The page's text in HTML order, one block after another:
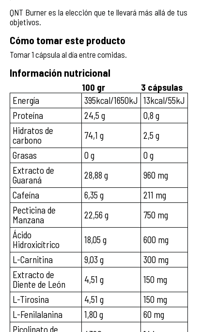
QNT Burner es la elección que te llevará más allá de tus
objetivos.
Cómo tomar este producto
Tomar 1 cápsula al día entre comidas.
Información nutricional
100 gr
3 cápsulas
Energía
395kcal/1650kJ 13kcal/55kJ
Proteína
24,5 g
0,8 g
Hidratos de
carbono
74,1 g
2,5 g
Grasas
0 g
0 g
Extracto de
Guaraná
28,88 g
960 mg
Cafeína
6,35 g
211 mg
Pecticina de
Manzana
22,56 g
750 mg
Ácido
Hidroxicítrico
18,05 g
600 mg
L-Carnitina
9,03 g
300 mg
Extracto de
Diente de León
4,51 g
150 mg
L-Tirosina
4,51 g
150 mg
L-Fenilalanina
1,80 g
60 mg
Picolinato de